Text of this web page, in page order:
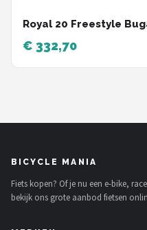
Royal 20 Freestyle
€ 332,70
BICYCLE MANIA
Fiets kopen? Of je nu een e-bike,
bekijk ons grote aanbod fietsen